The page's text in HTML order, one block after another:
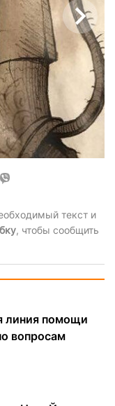
текст и
, чтобы сообщить
линия помощи
вопросам